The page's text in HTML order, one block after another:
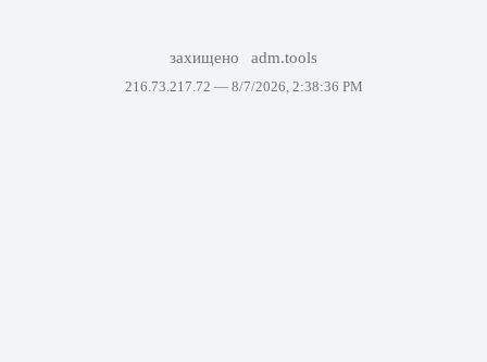
захищено adm.tools
216.73.217.72 — 8/7/2026, 2:38:36 PM